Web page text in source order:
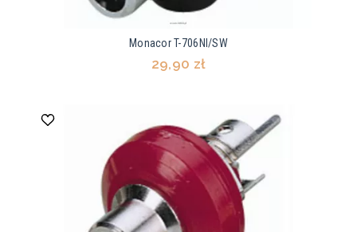
Monacor T-706NI/SW
29,90 zł